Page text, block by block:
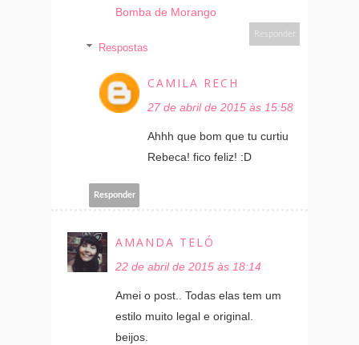
Bomba de Morango
Responder
Respostas
CAMILA RECH
27 de abril de 2015 às 15:58
Ahhh que bom que tu curtiu
Rebeca! fico feliz! :D
Responder
AMANDA TELÓ
22 de abril de 2015 às 18:14
Amei o post.. Todas elas tem um
estilo muito legal e original.
beijos.